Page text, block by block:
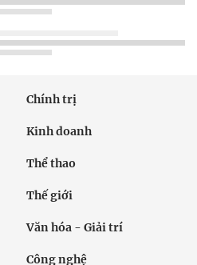
Chính trị
Kinh doanh
Thể thao
Thế giới
Văn hóa - Giải trí
Công nghệ